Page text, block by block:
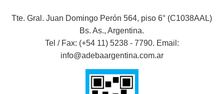
Tte. Gral. Juan Domingo Perón 564, piso 6° (C1038AAL)
Bs. As., Argentina.
Tel / Fax: (+54 11) 5238 - 7790. Email:
info@adebaargentina.com.ar